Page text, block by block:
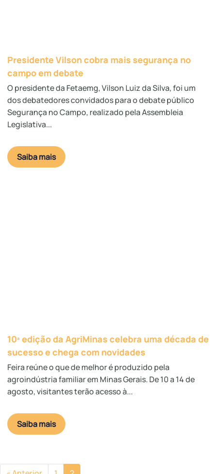
Presidente Vilson cobra mais segurança no
campo em debate
O presidente da Fetaemg, Vilson Luiz da Silva, foi um
dos debatedores convidados para o debate público
Segurança no Campo, realizado pela Assembleia
Legislativa...
Saiba mais
10ª edição da AgriMinas celebra uma década de
sucesso e chega com novidades
Feira reúne o que de melhor é produzido pela
agroindústria familiar em Minas Gerais. De 10 a 14 de
agosto, visitantes terão acesso à...
Saiba mais